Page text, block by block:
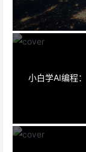
小白学AI编程